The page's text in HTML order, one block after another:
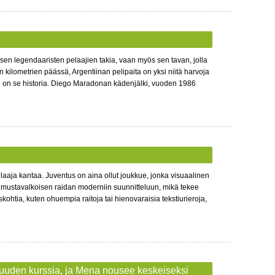
legendaaristen pelaajien takia, vaan myös sen tavan, jolla
päässä, Argentiinan pelipaita on yksi niitä harvoja
se historia. Diego Maradonan kädenjälki, vuoden 1986
kantaa. Juventus on aina ollut joukkue, jonka visuaalinen
raidan moderniin suunnitteluun, mikä tekee
kuten ohuempia raitoja tai hienovaraisia tekstiurieroja,
kurssia, ja Mena nousee keskeiseksi